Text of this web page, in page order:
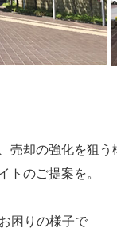
売却の強化を狙う
トのご提案を。
困りの様子で